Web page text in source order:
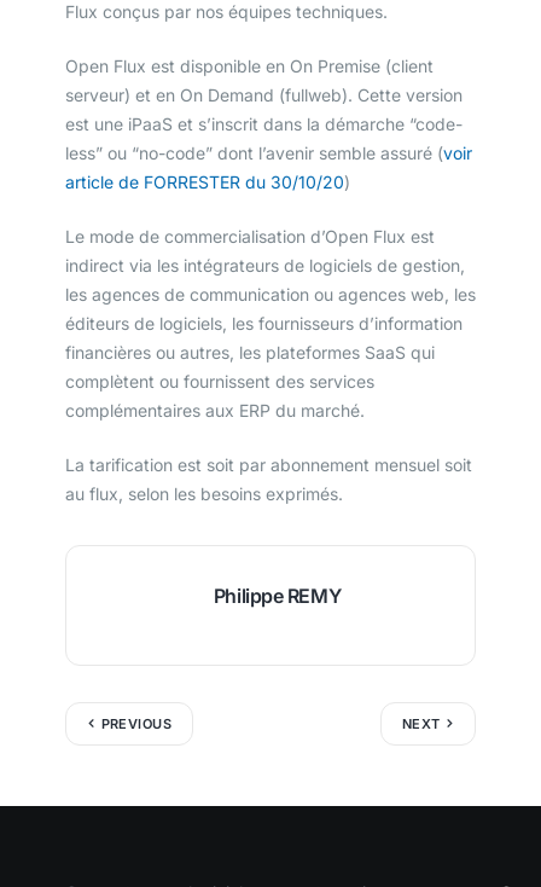
Flux conçus par nos équipes techniques.
Open Flux est disponible en On Premise (client
serveur) et en On Demand (fullweb). Cette version
est une iPaaS et s’inscrit dans la démarche “code-
less” ou “no-code” dont l’avenir semble assuré (voir
article de FORRESTER du 30/10/20)
Le mode de commercialisation d’Open Flux est
indirect via les intégrateurs de logiciels de gestion,
les agences de communication ou agences web, les
éditeurs de logiciels, les fournisseurs d’information
financières ou autres, les plateformes SaaS qui
complètent ou fournissent des services
complémentaires aux ERP du marché.
La tarification est soit par abonnement mensuel soit
au flux, selon les besoins exprimés.
Philippe REMY
PREVIOUS NEXT